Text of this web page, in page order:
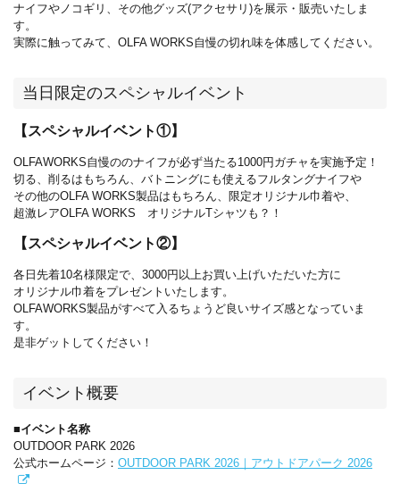
ナイフやノコギリ、その他グッズ(アクセサリ)を展示・販売いたしま
す。
実際に触ってみて、OLFA WORKS自慢の切れ味を体感してください。
当日限定のスペシャルイベント
【スペシャルイベント①】
OLFAWORKS自慢ののナイフが必ず当たる1000円ガチャを実施予定！
切る、削るはもちろん、バトニングにも使えるフルタングナイフや
その他のOLFA WORKS製品はもちろん、 限定オリジナル巾着や、
超激レアOLFA WORKS オリジナルTシャツ も？！
【スペシャルイベント②】
各日先着10名様限定で、3000円以上お買い上げいただいた方に
オリジナル巾着をプレゼントいたします。
OLFAWORKS製品がすべて入るちょうど良いサイズ感となっていま
す。
是非ゲットしてください！
イベント概要
■イベント名称
OUTDOOR PARK 2026
公式ホームページ： OUTDOOR PARK 2026｜アウトドアパーク 2026